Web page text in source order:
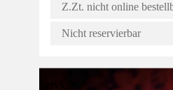
Z.Zt. nicht online
Nicht reservierbar